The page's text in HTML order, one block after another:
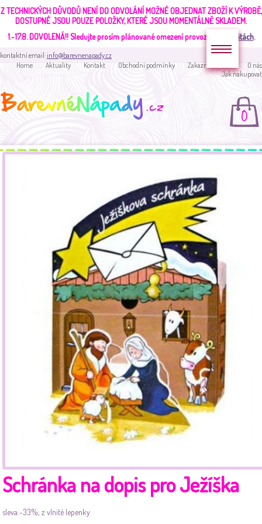
Z TECHNICKÝCH DŮVODŮ NENÍ DO ODVOLÁNÍ MOŽNÉ OBJEDNAT ZBOŽÍ K VÝROBĚ,
DOSTUPNÉ JSOU POUZE POLOŽKY, KTERÉ JSOU MOMENTÁLNĚ SKLADEM.
1.-17.8. DOVOLENÁ!!Sledujte prosím plánované omezení provozu v aktualitách.
kontaktní email:info@barevnenapady.cz
Home
Aktuality Kontakt Obchodní podmínky Zakaznická sekce
O nás
Jak nakupovat
0
Schránka na dopis pro Ježíška
sleva:-33%; z vlnité lepenky